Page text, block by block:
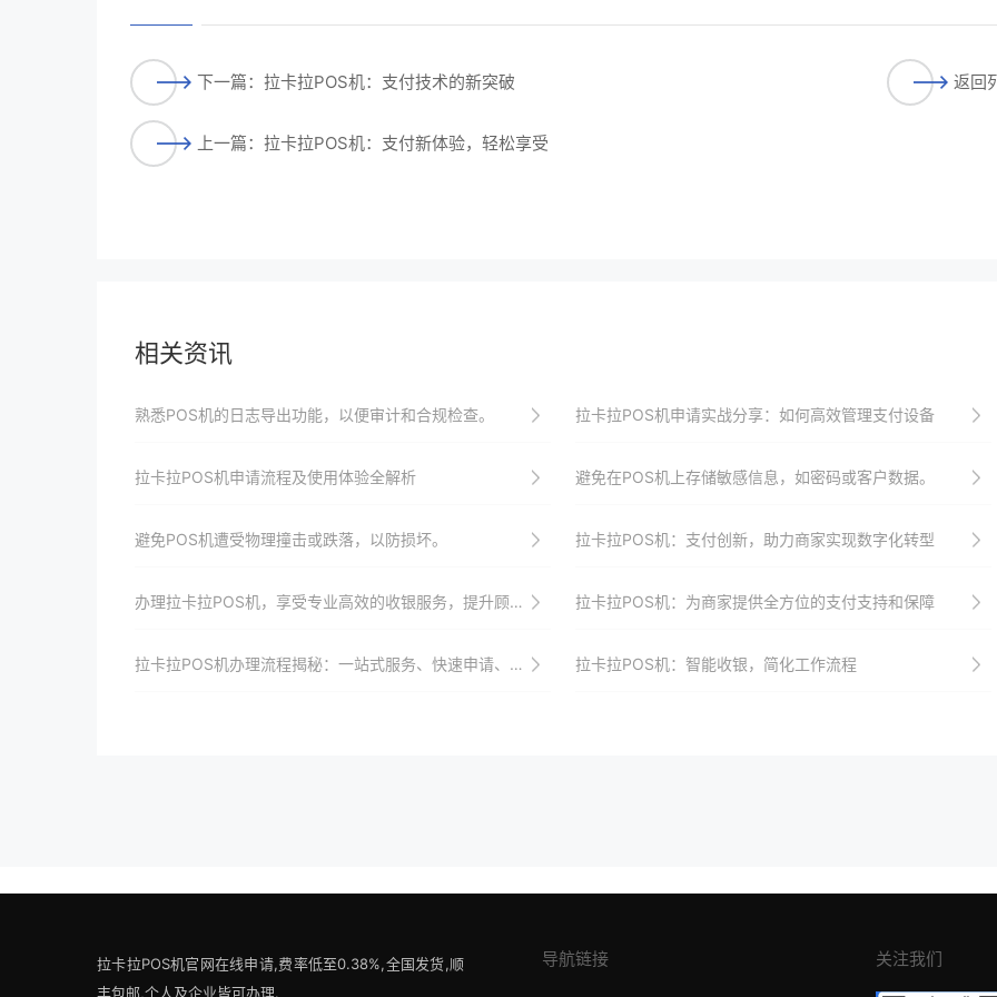
下一篇：拉卡拉POS机：支付技术的新突破
上一篇：拉卡拉POS机：支付新体验，轻松享受
返回
相关资讯
熟悉POS机的日志导出功能，以便审计和合规检查。 拉卡拉POS机申请实战分享：如何高效管理支付设备
拉卡拉POS机申请流程及使用体验全解析 避免在POS机上存储敏感信息，如密码或客户数据。
避免POS机遭受物理撞击或跌落，以防损坏。 拉卡拉POS机：支付创新，助力商家实现数字化转型
办理拉卡拉POS机，享受专业高效的收银服务，提升顾客满意度与忠诚度 拉卡拉POS机：为商家提供全方位的支付支持和保障
拉卡拉POS机办理流程揭秘：一站式服务、快速申请、高效收银，助力商家实现数字化转型与升级 拉卡拉POS机：智能收银，简化工作流程
拉卡拉POS机官网在线申请,费率低至0.38%,全国发货,顺
丰包邮,个人及企业皆可办理.
导航链接 关注我们